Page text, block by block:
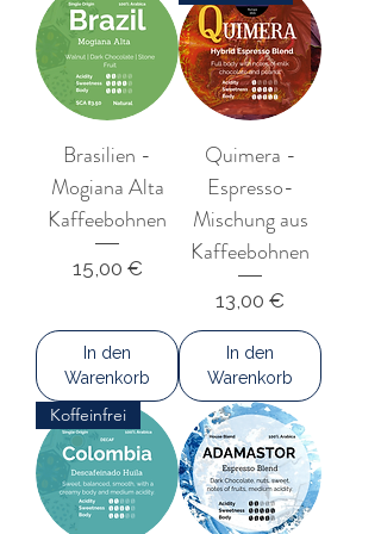
Brasilien -
Mogiana Alta
Kaffeebohnen
Preis
15,00 €
In den
Warenkorb
Quimera -
Espresso-
Mischung aus
Kaffeebohnen
Preis
13,00 €
In den
Warenkorb
Koffeinfrei